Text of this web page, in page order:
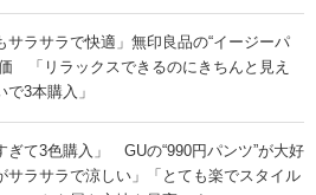
サラサラで快適」無印良品の“イージーパ
「リラックスできるのにきちんと見え
で3本購入」
ぎて3色購入」 GUの“990円パンツ”が大好
ラサラで涼しい」「とても楽でスタイル